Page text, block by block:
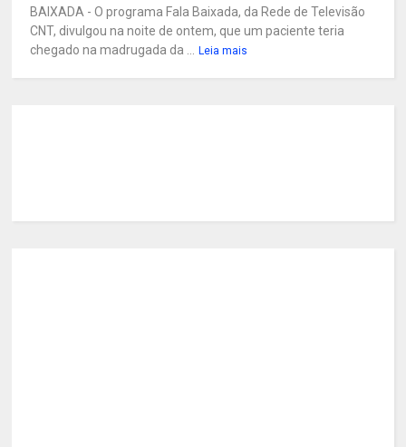
BAIXADA - O programa Fala Baixada, da Rede de Televisão
CNT, divulgou na noite de ontem, que um paciente teria
chegado na madrugada da ...
Leia mais